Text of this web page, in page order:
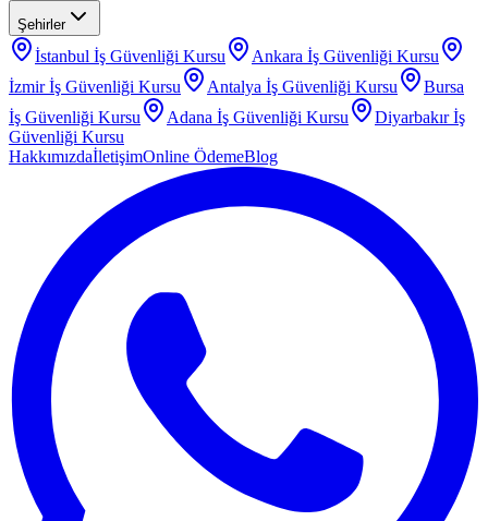
Şehirler
İstanbul İş Güvenliği Kursu Ankara İş Güvenliği Kursu
İzmirİş Güvenliği Kursu Antalya İş Güvenliği Kursu
Bursa
İş Güvenliği Kursu
Adana İş Güvenliği Kursu Diyarbakırİş
Güvenliği Kursu
HakkımızdaİletişimOnline ÖdemeBlog